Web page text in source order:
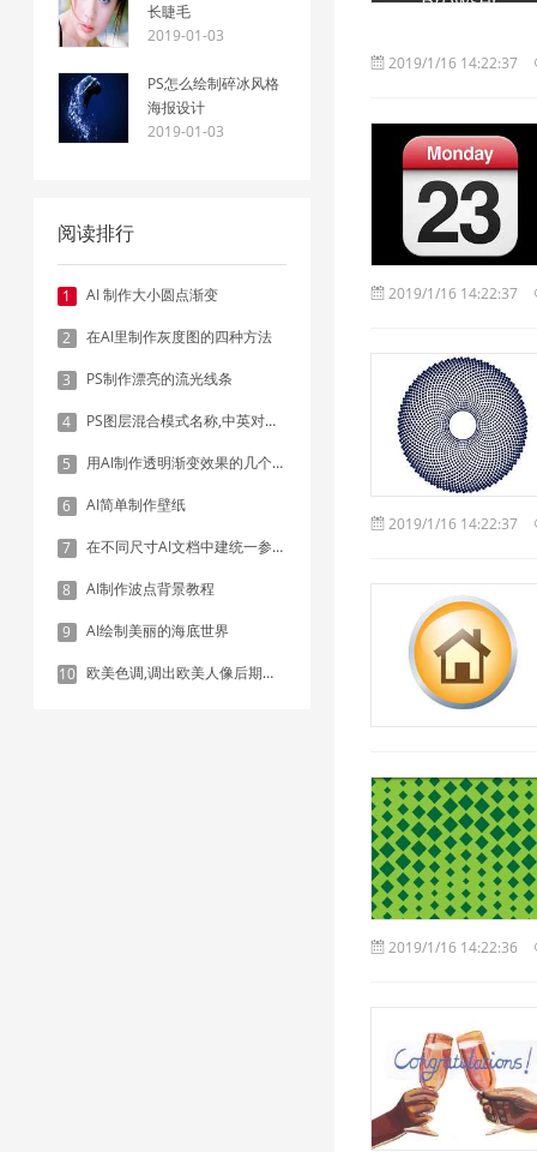
长睫毛
2019-01-03
PS怎么绘制碎冰风格
海报设计
2019-01-03
阅读排行
1 AI 制作大小圆点渐变
2 在AI里制作灰度图的四种方法
3 PS制作漂亮的流光线条
4 PS图层混合模式名称,中英对照表
5 用AI制作透明渐变效果的几个方法
6 AI简单制作壁纸
7 在不同尺寸AI文档中建统一参考线 - 方法1：对齐和分布
8 AI制作波点背景教程
9 AI绘制美丽的海底世界
10 欧美色调,调出欧美人像后期色调实例
2019/1/16 14:22:37
2019/1/16 14:22:37
2019/1/16 14:22:37
2019/1/16 14:22:36